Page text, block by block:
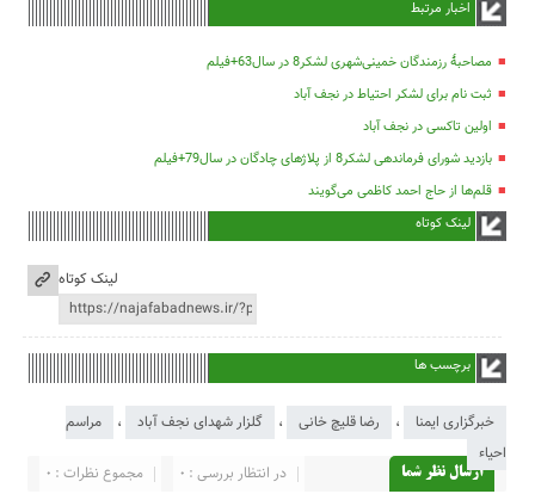
اخبار مرتبط
مصاحبۀ رزمندگان خمینی‌شهری لشکر8 در سال63+فیلم
ثبت نام برای لشکر احتیاط در نجف آباد
اولین تاکسی در نجف آباد
بازدید شورای فرماندهی لشکر8 از پلاژهای چادگان در سال79+فیلم
قلم‌ها از حاج احمد کاظمی می‌گویند
لینک کوتاه
لینک کوتاه
برچسب ها
خبرگزاری ایمنا ، رضا قلیچ خانی ، گلزار شهدای نجف آباد ،
مراسم
احیاء
ارسال نظر شما مجموع نظرات : 0
در انتظار بررسی : 0